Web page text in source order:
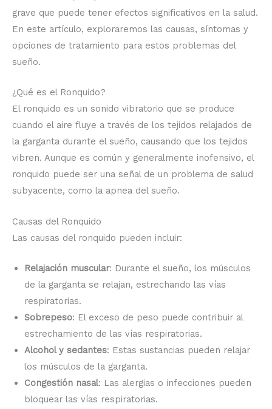
grave que puede tener efectos significativos en la salud.
En este artículo, exploraremos las causas, síntomas y
opciones de tratamiento para estos problemas del
sueño.
¿Qué es el Ronquido?
El ronquido es un sonido vibratorio que se produce
cuando el aire fluye a través de los tejidos relajados de
la garganta durante el sueño, causando que los tejidos
vibren. Aunque es común y generalmente inofensivo, el
ronquido puede ser una señal de un problema de salud
subyacente, como la apnea del sueño.
Causas del Ronquido
Las causas del ronquido pueden incluir:
Relajación muscular: Durante el sueño, los músculos
de la garganta se relajan, estrechando las vías
respiratorias.
Sobrepeso: El exceso de peso puede contribuir al
estrechamiento de las vías respiratorias.
Alcohol y sedantes: Estas sustancias pueden relajar
los músculos de la garganta.
Congestión nasal: Las alergias o infecciones pueden
bloquear las vías respiratorias.